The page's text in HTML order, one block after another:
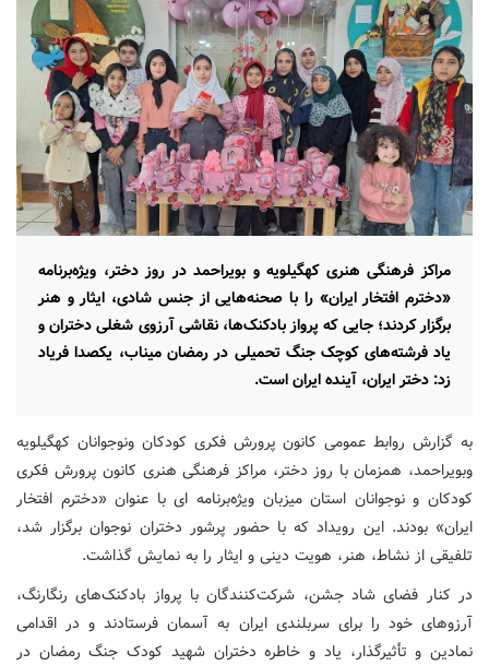
مراکز فرهنگی هنری کهگیلویه و بویراحمد در روز دختر، ویژه‌برنامه
«دخترم افتخار ایران» را با صحنه‌هایی از جنس شادی، ایثار و هنر
برگزار کردند؛ جایی که پرواز بادکنک‌ها، نقاشی آرزوی شغلی دختران و
یاد فرشته‌های کوچک جنگ تحمیلی در رمضان میناب، یکصدا فریاد
زد: دختر ایران، آینده ایران است.
به گزارش روابط عمومی کانون پرورش فکری کودکان ونوجوانان کهگیلویه
وبویراحمد، همزمان با روز دختر، مراکز فرهنگی هنری کانون پرورش فکری
کودکان و نوجوانان استان میزبان ویژه‌برنامه ای با عنوان «دخترم افتخار
ایران» بودند. این رویداد که با حضور پرشور دختران نوجوان برگزار شد،
تلفیقی از نشاط، هنر، هویت دینی و ایثار را به نمایش گذاشت.
در کنار فضای شاد جشن، شرکت‌کنندگان با پرواز بادکنک‌های رنگارنگ،
آرزوهای خود را برای سربلندی ایران به آسمان فرستادند و در اقدامی
نمادین و تأثیرگذار، یاد و خاطره دختران شهید کودک جنگ رمضان در